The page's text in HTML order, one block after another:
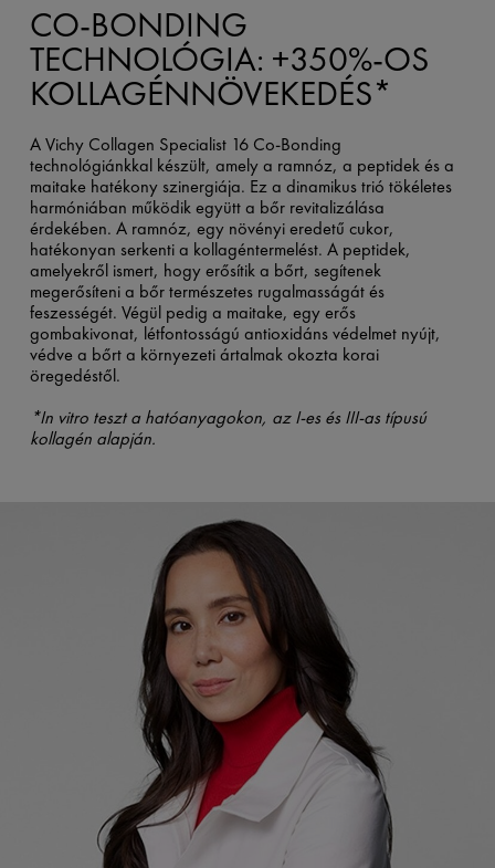
CO-BONDING
TECHNOLÓGIA: +350%-OS
KOLLAGÉNNÖVEKEDÉS*
A Vichy Collagen Specialist 16 Co-Bonding
technológiánkkal készült, amely a ramnóz, a peptidek és a
maitake hatékony szinergiája. Ez a dinamikus trió tökéletes
harmóniában működik együtt a bőr revitalizálása
érdekében. A ramnóz, egy növényi eredetű cukor,
hatékonyan serkenti a kollagéntermelést. A peptidek,
amelyekről ismert, hogy erősítik a bőrt, segítenek
megerősíteni a bőr természetes rugalmasságát és
feszességét. Végül pedig a maitake, egy erős
gombakivonat, létfontosságú antioxidáns védelmet nyújt,
védve a bőrt a környezeti ártalmak okozta korai
öregedéstől.
*In vitro teszt a hatóanyagokon, az I-es és III-as típusú
kollagén alapján.